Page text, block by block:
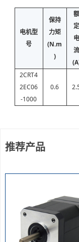
电机型
号
保持
力矩
(N.m
)
额
定
电
流
2CRT4
2EC06
-1000
0.6
推荐产品